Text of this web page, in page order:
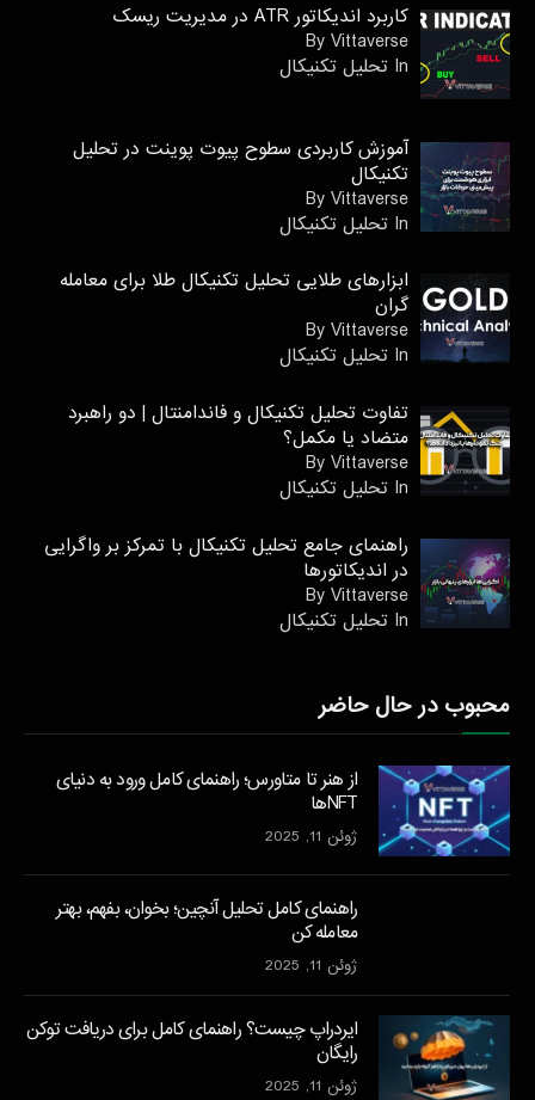
کاربرد اندیکاتور ATR در مدیریت ریسک
By Vittaverse
In تحليل تكنيكال
آموزش کاربردی سطوح پیوت پوینت در تحلیل
تکنیکال
By Vittaverse
In تحليل تكنيكال
ابزارهای طلایی تحلیل تکنیکال طلا برای معامله
گران
By Vittaverse
In تحليل تكنيكال
تفاوت تحلیل تکنیکال و فاندامنتال | دو راهبرد
متضاد یا مکمل؟
By Vittaverse
In تحليل تكنيكال
راهنمای جامع تحلیل تکنیکال با تمرکز بر واگرایی
در اندیکاتورها
By Vittaverse
In تحليل تكنيكال
محبوب در حال حاضر
از هنر تا متاورس؛ راهنمای کامل ورود به دنیای
NFTها
ژوئن 11, 2025
راهنمای کامل تحلیل آنچین؛ بخوان، بفهم، بهتر
معامله کن
ژوئن 11, 2025
ایردراپ چیست؟ راهنمای کامل برای دریافت توکن
رایگان
ژوئن 11, 2025